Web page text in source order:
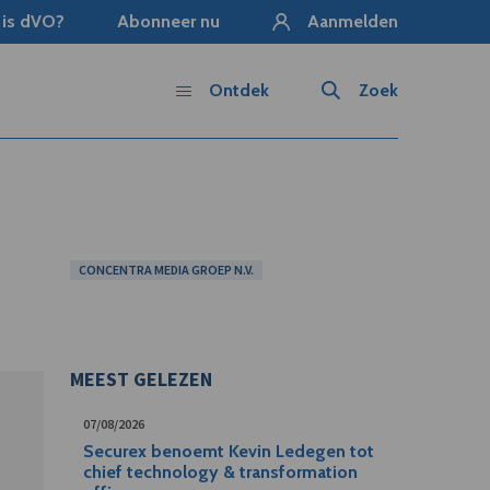
dVO? Abonneer nu Aanmelden
Zoek
Ontdek
CONCENTRA MEDIA GROEP N.V.
MEEST GELEZEN
07/08/2026
Securex benoemt Kevin Ledegen tot
chief technology & transformation